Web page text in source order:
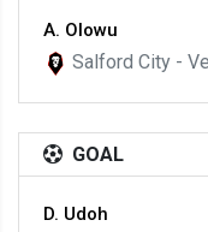
A. Olowu
Salford City -
GOAL
D. Udoh